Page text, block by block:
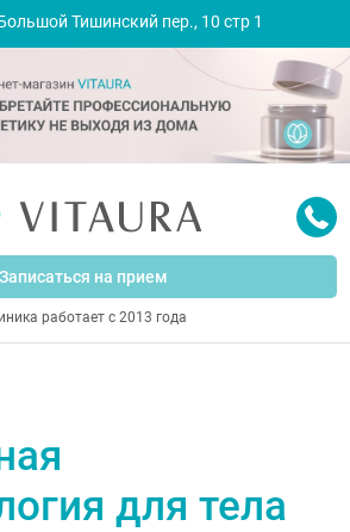
Тишинский пер., 10 стр 1
Записаться на прием
работает с 2013 года
для тела